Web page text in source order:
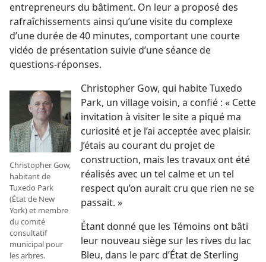
entrepreneurs du bâtiment. On leur a proposé des
rafraîchissements ainsi qu’une visite du complexe
d’une durée de 40 minutes, comportant une courte
vidéo de présentation suivie d’une séance de
questions-réponses.
Christopher Gow,
habitant de
Tuxedo Park
(État de New
York) et membre
du comité
consultatif
municipal pour
les arbres.
Christopher Gow, qui habite Tuxedo
Park, un village voisin, a confié : « Cette
invitation à visiter le site a piqué ma
curiosité et je l’ai acceptée avec plaisir.
J’étais au courant du projet de
construction, mais les travaux ont été
réalisés avec un tel calme et un tel
respect qu’on aurait cru que rien ne se
passait. »
Étant donné que les Témoins ont bâti
leur nouveau siège sur les rives du lac
Bleu, dans le parc d’État de Sterling